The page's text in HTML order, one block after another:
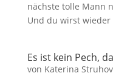
nächste tolle Mann
Und du wirst wieder
Es ist kein Pech,
von Katerina